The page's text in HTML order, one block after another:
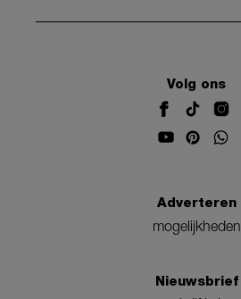
Volg ons
Adverteren
mogelijkheden
Nieuwsbrief